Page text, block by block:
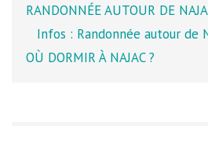
RANDONNÉE AUTOUR DE
Infos : Randonnée autour de
OÙ DORMIR À NAJAC ?